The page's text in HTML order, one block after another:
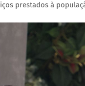
prestados à